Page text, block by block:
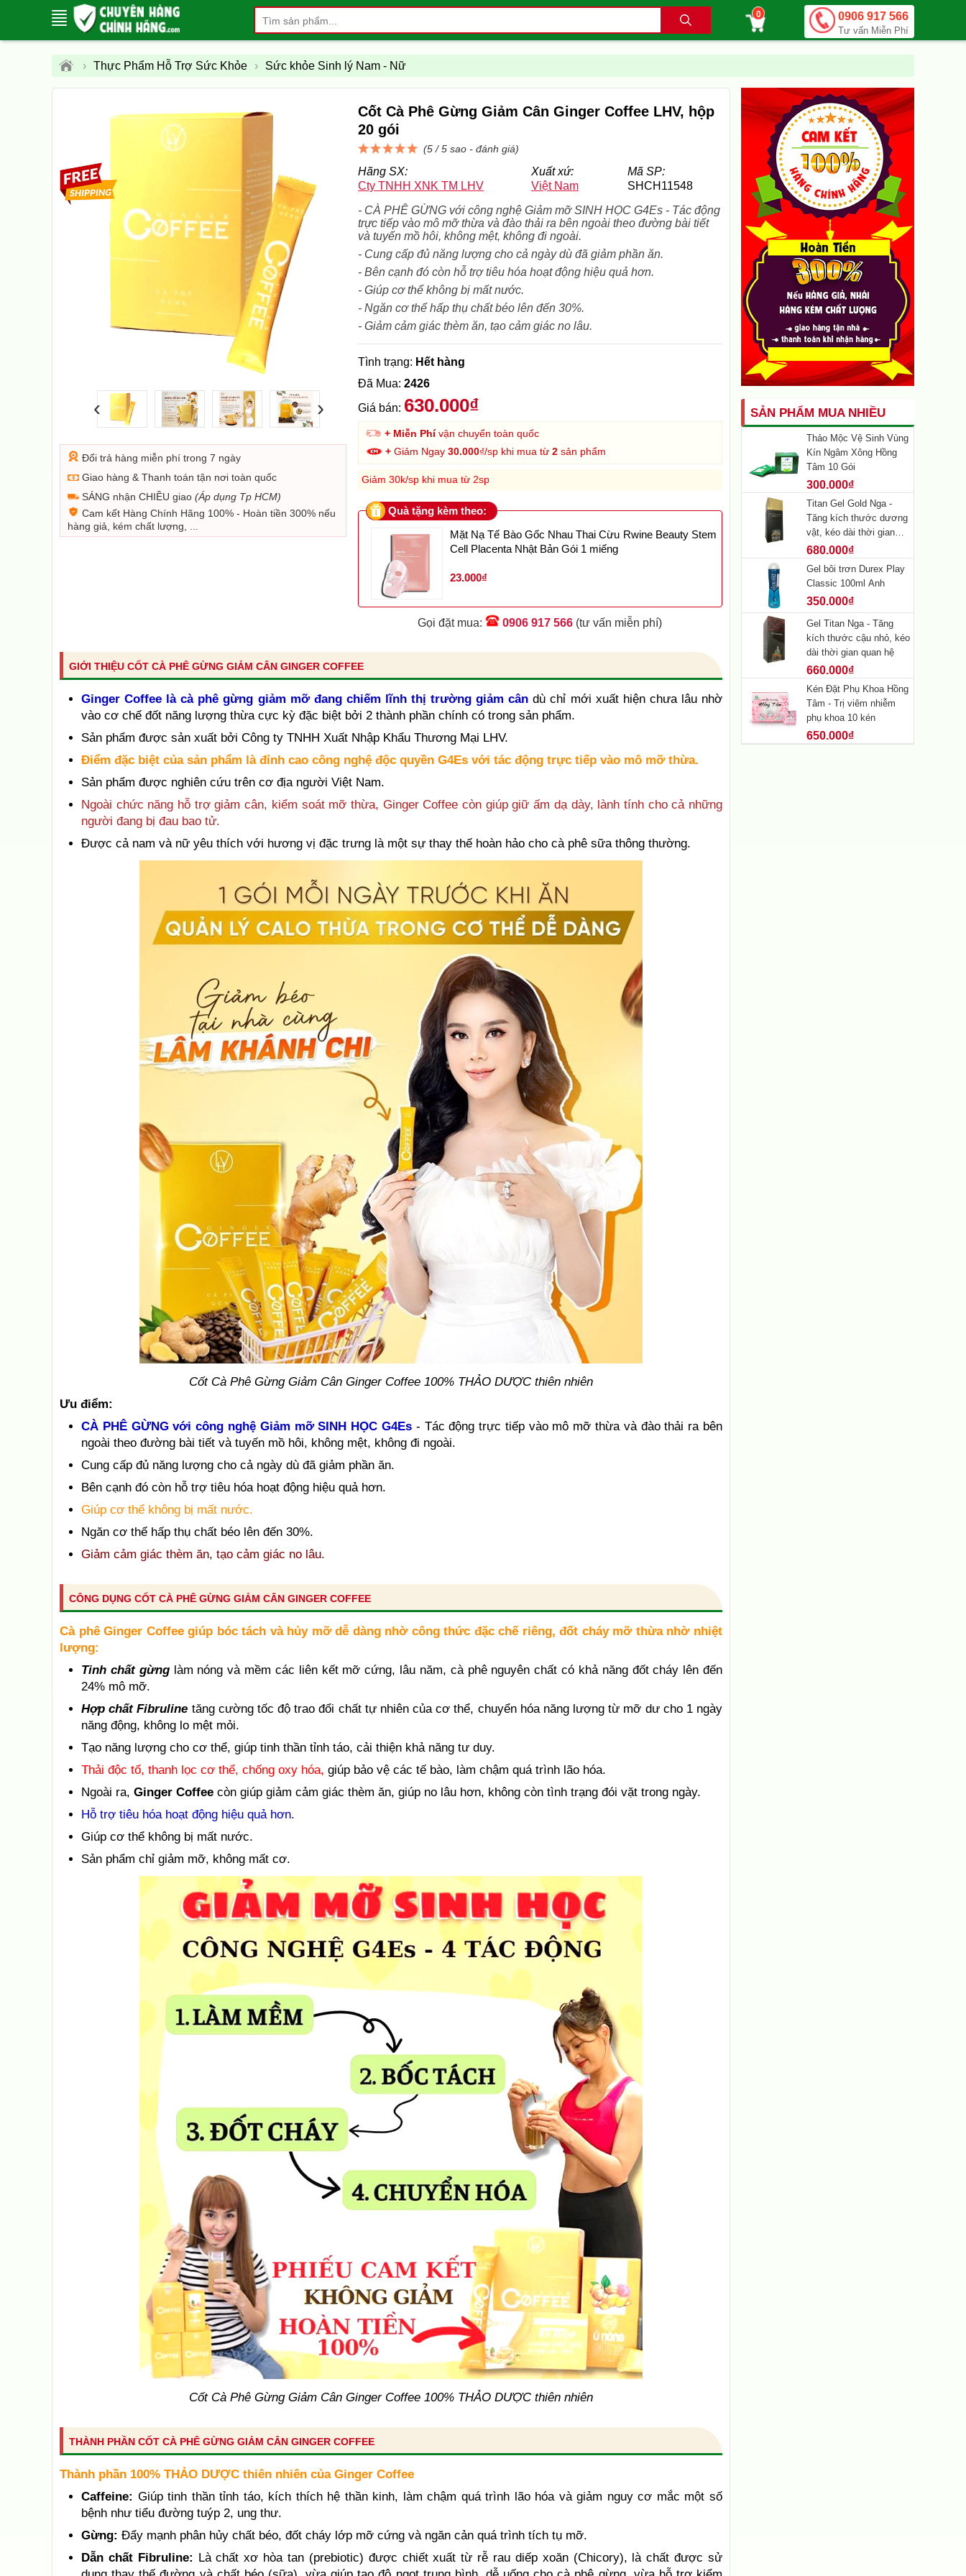
. 0 0906 917 566
Tư vấn Miễn Phí
› Thực Phẩm Hỗ Trợ Sức Khỏe › Sức khỏe Sinh lý Nam - Nữ
SẢN PHẨM MUA NHIỀU
Thảo Mộc Vệ Sinh Vùng
Kín Ngâm Xông Hồng
Tâm 10 Gói
300.000₫
Titan Gel Gold Nga -
Tăng kích thước dương
vật, kéo dài thời gian
quan hệ
680.000₫
Gel bôi trơn Durex Play
Classic 100ml Anh
350.000₫
Gel Titan Nga - Tăng
kích thước cậu nhỏ, kéo
dài thời gian quan hệ
660.000₫
Kén Đặt Phụ Khoa Hồng
Tâm - Trị viêm nhiễm
phụ khoa 10 kén
650.000₫
‹ ›
Đổi trả hàng miễn phí trong 7 ngày
Giao hàng & Thanh toán tận nơi toàn quốc
SÁNG nhận CHIỀU giao (Áp dụng Tp HCM)
Cam kết Hàng Chính Hãng 100% - Hoàn tiền 300% nếu
hàng giả, kém chất lượng, ...
Cốt Cà Phê Gừng Giảm Cân Ginger Coffee LHV, hộp
20 gói
(5 / 5 sao - đánh giá)
Hãng SX:
Cty TNHH XNK TM LHV
Xuất xứ:
Việt Nam
Mã SP:
SHCH11548
- CÀ PHÊ GỪNG với công nghệ Giảm mỡ SINH HỌC G4Es - Tác động
trực tiếp vào mô mỡ thừa và đào thải ra bên ngoài theo đường bài tiết
và tuyến mồ hôi, không mệt, không đi ngoài.
- Cung cấp đủ năng lượng cho cả ngày dù đã giảm phần ăn.
- Bên cạnh đó còn hỗ trợ tiêu hóa hoạt động hiệu quả hơn.
- Giúp cơ thể không bị mất nước.
- Ngăn cơ thể hấp thụ chất béo lên đến 30%.
- Giảm cảm giác thèm ăn, tạo cảm giác no lâu.
Tình trạng: Hết hàng
Đã Mua: 2426
Giá bán: 630.000₫
+ Miễn Phívận chuyển toàn quốc
+ Giảm Ngay30.000₫/sp khi mua từ2 sản phẩm
Giảm 30k/sp khi mua từ 2sp
Quà tặng kèm theo:
Mặt Nạ Tế Bào Gốc Nhau Thai Cừu Rwine Beauty Stem
Cell Placenta Nhật Bản Gói 1 miếng
23.000₫
Gọi đặt mua: 0906 917 566 (tư vấn miễn phí)
GIỚI THIỆU CỐT CÀ PHÊ GỪNG GIẢM CÂN GINGER COFFEE
Ginger Coffee là cà phê gừng giảm mỡ đang chiếm lĩnh thị trường giảm cândù chỉ mới xuất hiện chưa lâu nhờ
vào cơ chế đốt năng lượng thừa cực kỳ đặc biệt bởi 2 thành phần chính có trong sản phẩm.
Sản phẩm được sản xuất bởi Công ty TNHH Xuất Nhập Khẩu Thương Mại LHV.
Điểm đặc biệt của sản phẩm là đỉnh cao công nghệ độc quyền G4Es với tác động trực tiếp vào mô mỡ thừa.
Sản phẩm được nghiên cứu trên cơ địa người Việt Nam.
Ngoài chức năng hỗ trợ giảm cân, kiểm soát mỡ thừa, Ginger Coffee còn giúp giữ ấm dạ dày, lành tính cho cả những
người đang bị đau bao tử.
Được cả nam và nữ yêu thích với hương vị đặc trưng là một sự thay thế hoàn hảo cho cà phê sữa thông thường.
Cốt Cà Phê Gừng Giảm Cân Ginger Coffee 100% THẢO DƯỢC thiên nhiên
Ưu điểm:
CÀ PHÊ GỪNG với công nghệ Giảm mỡ SINH HỌC G4Es- Tác động trực tiếp vào mô mỡ thừa và đào thải ra bên
ngoài theo đường bài tiết và tuyến mồ hôi, không mệt, không đi ngoài.
Cung cấp đủ năng lượng cho cả ngày dù đã giảm phần ăn.
Bên cạnh đó còn hỗ trợ tiêu hóa hoạt động hiệu quả hơn.
Giúp cơ thể không bị mất nước.
Ngăn cơ thể hấp thụ chất béo lên đến 30%.
Giảm cảm giác thèm ăn, tạo cảm giác no lâu.
CÔNG DỤNG CỐT CÀ PHÊ GỪNG GIẢM CÂN GINGER COFFEE
Cà phê Ginger Coffee giúp bóc tách và hủy mỡ dễ dàng nhờ công thức đặc chế riêng, đốt cháy mỡ thừa nhờ nhiệt
lượng:
Tinh chất gừnglàm nóng và mềm các liên kết mỡ cứng, lâu năm, cà phê nguyên chất có khả năng đốt cháy lên đến
24% mô mỡ.
Hợp chất Fibruline tăng cường tốc độ trao đổi chất tự nhiên của cơ thể, chuyển hóa năng lượng từ mỡ dư cho 1 ngày
năng động, không lo mệt mỏi.
Tạo năng lượng cho cơ thể, giúp tinh thần tỉnh táo, cải thiện khả năng tư duy.
Thải độc tố, thanh lọc cơ thể, chống oxy hóa, giúp bảo vệ các tế bào, làm chậm quá trình lão hóa.
Ngoài ra, Ginger Coffee còn giúp giảm cảm giác thèm ăn, giúp no lâu hơn, không còn tình trạng đói vặt trong ngày.
Hỗ trợ tiêu hóa hoạt động hiệu quả hơn.
Giúp cơ thể không bị mất nước.
Sản phẩm chỉ giảm mỡ, không mất cơ.
Cốt Cà Phê Gừng Giảm Cân Ginger Coffee 100% THẢO DƯỢC thiên nhiên
THÀNH PHẦN CỐT CÀ PHÊ GỪNG GIẢM CÂN GINGER COFFEE
Thành phần 100% THẢO DƯỢC thiên nhiên của Ginger Coffee
Caffeine: Giúp tinh thần tỉnh táo, kích thích hệ thần kinh, làm chậm quá trình lão hóa và giảm nguy cơ mắc một số
bệnh như tiểu đường tuýp 2, ung thư.
Gừng: Đẩy mạnh phân hủy chất béo, đốt cháy lớp mỡ cứng và ngăn cản quá trình tích tụ mỡ.
Dẫn chất Fibruline: Là chất xơ hòa tan (prebiotic) được chiết xuất từ rễ rau diếp xoăn (Chicory), là chất được sử